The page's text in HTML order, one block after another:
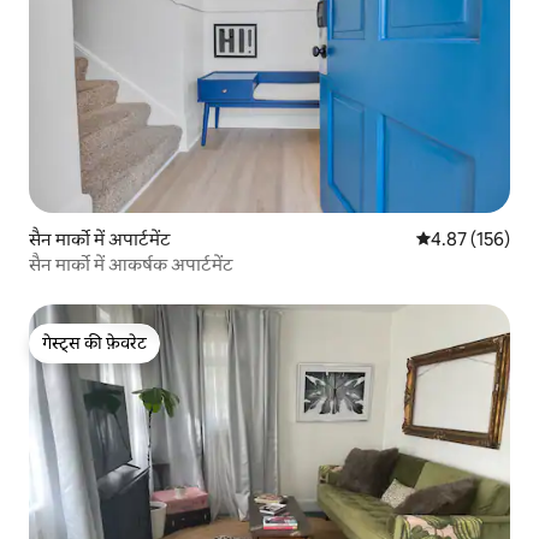
सैन मार्को में अपार्टमेंट औसत रेटिंग 5 में से
4.87 (156)
सैन मार्को में आकर्षक अपार्टमेंट
गेस्ट्स की फ़ेवरेट
गेस्ट्स की फ़ेवरेट